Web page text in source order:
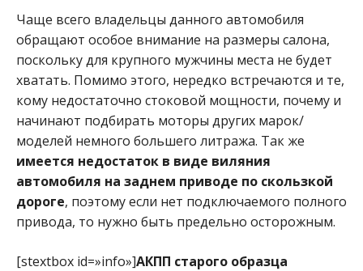
Чаще всего владельцы данного автомобиля
обращают особое внимание на размеры салона,
поскольку для крупного мужчины места не будет
хватать. Помимо этого, нередко встречаются и те,
кому недостаточно стоковой мощности, почему и
начинают подбирать моторы других марок/
моделей немного большего литража. Так же
имеется недостаток в виде виляния
автомобиля на заднем приводе по скользкой
дороге, поэтому если нет подключаемого полного
привода, то нужно быть предельно осторожным.
[stextbox id=»info»]АКПП старого образца